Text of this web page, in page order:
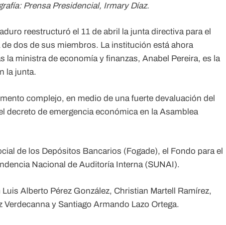
Prensa Presidencial, Irmary Díaz.
reestructuró el 11 de abril la junta directiva para el
dos de sus miembros. La institución está ahora
la ministra de economía y finanzas, Anabel Pereira, es la
la junta.
complejo, en medio de una fuerte devaluación del
decreto de emergencia económica en la Asamblea
de los Depósitos Bancarios (Fogade), el Fondo para el
Nacional de Auditoría Interna (SUNAI).
Alberto Pérez González, Christian Martell Ramírez,
y Santiago Armando Lazo Ortega.